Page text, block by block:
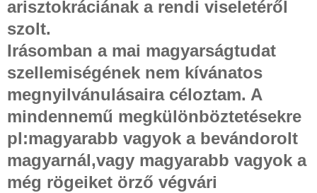
arisztokráciának a rendi viseletéről
szolt.
Irásomban a mai magyarságtudat
szellemiségének nem kívánatos
megnyilvánulásaira céloztam. A
mindennemű megkülönböztetésekre
pl:magyarabb vagyok a bevándorolt
magyarnál,vagy magyarabb vagyok a
még rögeiket örző végvári